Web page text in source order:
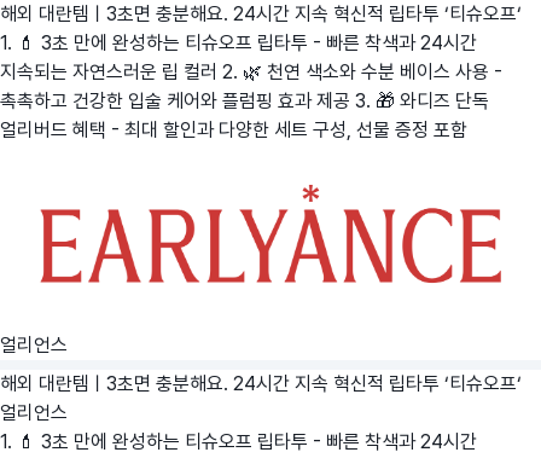
해외 대란템ㅣ3초면 충분해요. 24시간 지속 혁신적 립타투 ‘티슈오프‘
1. 💄 3초 만에 완성하는 티슈오프 립타투 - 빠른 착색과 24시간
지속되는 자연스러운 립 컬러 2. 🌿 천연 색소와 수분 베이스 사용 -
촉촉하고 건강한 입술 케어와 플럼핑 효과 제공 3. 🎁 와디즈 단독
얼리버드 혜택 - 최대 할인과 다양한 세트 구성, 선물 증정 포함
얼리언스
해외 대란템ㅣ3초면 충분해요. 24시간 지속 혁신적 립타투 ‘티슈오프‘
얼리언스
1. 💄 3초 만에 완성하는 티슈오프 립타투 - 빠른 착색과 24시간